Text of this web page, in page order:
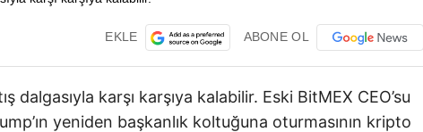
EKLE ABONE OL
dalgasıyla karşı karşıya kalabilir. Eski BitMEX CEO’su
yeniden başkanlık koltuğuna oturmasının kripto